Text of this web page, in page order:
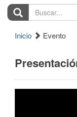
Buscar...
Inicio Evento